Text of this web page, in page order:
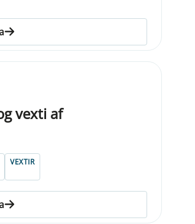
vexti af
VEXTIR